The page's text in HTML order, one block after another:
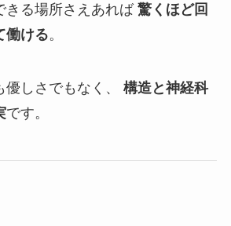
きる場所さえあれば 驚くほど回
働ける。
しさでもなく、 構造と神経科
です。